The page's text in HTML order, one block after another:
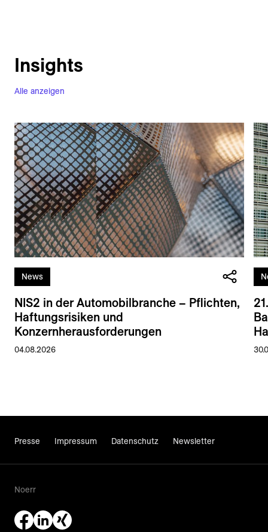
Alle anzeigen
Insights
News
NIS2 in der Automobilbranche – Pflichten,
Haftungsrisiken und
Konzernherausforderungen
04.08.2026
Presse Impressum Datenschutz Newsletter
Noerr